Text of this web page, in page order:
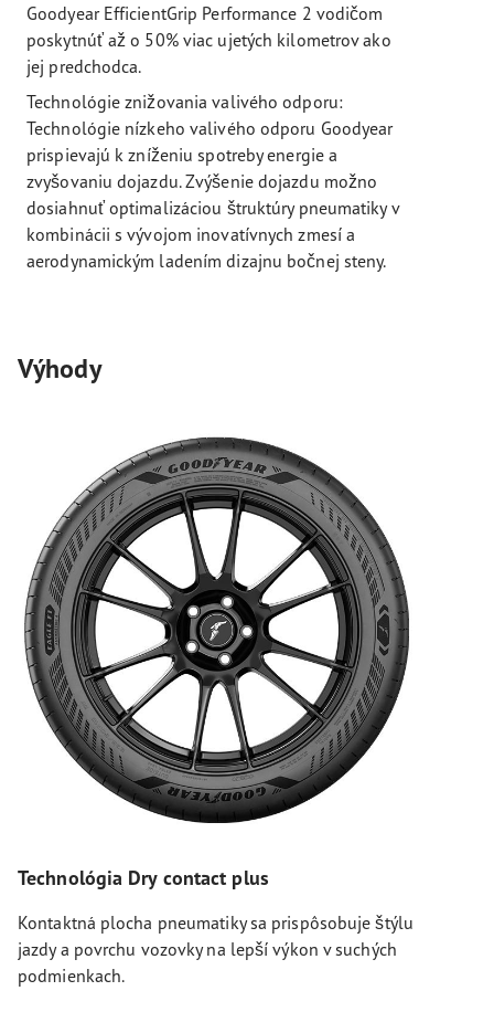
Goodyear EfficientGrip Performance 2 vodičom
poskytnúť až o 50% viac ujetých kilometrov ako
jej predchodca.
Technológie znižovania valivého odporu:
Technológie nízkeho valivého odporu Goodyear
prispievajú k zníženiu spotreby energie a
zvyšovaniu dojazdu. Zvýšenie dojazdu možno
dosiahnuť optimalizáciou štruktúry pneumatiky v
kombinácii s vývojom inovatívnych zmesí a
aerodynamickým ladením dizajnu bočnej steny.
Výhody
Technológia Dry contact plus
Kontaktná plocha pneumatiky sa prispôsobuje štýlu
jazdy a povrchu vozovky na lepší výkon v suchých
podmienkach.